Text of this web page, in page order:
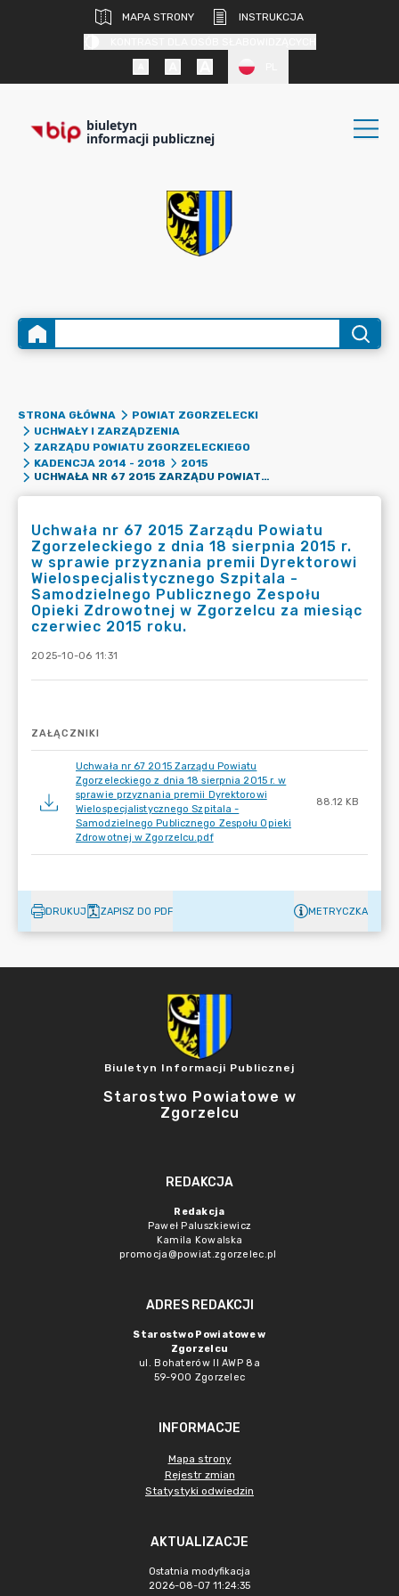
MAPA STRONY
INSTRUKCJA
biuletyn
informacji publicznej
STRONA GŁÓWNA
POWIAT ZGORZELECKI
UCHWAŁY I ZARZĄDZENIA
ZARZĄDU POWIATU ZGORZELECKIEGO
KADENCJA 2014 - 2018
2015
UCHWAŁA NR 67 2015 ZARZĄDU POWIATU ZGORZELECKIEGO Z DNIA 18 SIERPNIA 2015 R. W SPRAWIE PRZYZNANIA PREMII DYREKTOROWI WIELOSPECJALISTYCZNEGO SZPITALA - SAMODZIELNEGO PUBLICZNEGO ZESPOŁU OPIEKI ZDROWOTNEJ W ZGORZELCU ZA MIESIĄC CZERWIEC 2015 ROKU.
Uchwała nr 67 2015 Zarządu Powiatu
Zgorzeleckiego z dnia 18 sierpnia 2015 r.
w sprawie przyznania premii Dyrektorowi
Wielospecjalistycznego Szpitala -
Samodzielnego Publicznego Zespołu
Opieki Zdrowotnej w Zgorzelcu za miesiąc
czerwiec 2015 roku.
2025-10-06 11:31
ZAŁĄCZNIKI
Uchwała nr 67 2015 Zarządu Powiatu
Zgorzeleckiego z dnia 18 sierpnia 2015 r. w
sprawie przyznania premii Dyrektorowi
Wielospecjalistycznego Szpitala -
Samodzielnego Publicznego Zespołu Opieki
Zdrowotnej w Zgorzelcu.pdf
88.12 KB
DRUKUJ ZAPISZ DO PDF METRYCZKA
Biuletyn Informacji Publicznej
Starostwo Powiatowe w
Zgorzelcu
REDAKCJA
Redakcja
Paweł Paluszkiewicz
Kamila Kowalska
promocja@powiat.zgorzelec.pl
ADRES REDAKCJI
Starostwo Powiatowe w
Zgorzelcu
ul. Bohaterów II AWP 8a
59-900 Zgorzelec
INFORMACJE
Mapa strony
Rejestr zmian
Statystyki odwiedzin
AKTUALIZACJE
Ostatnia modyfikacja
2026-08-07 11:24:35